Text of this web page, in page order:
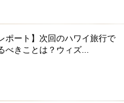
ポート】次回のハワイ旅行で
べきことは？ウィズ...